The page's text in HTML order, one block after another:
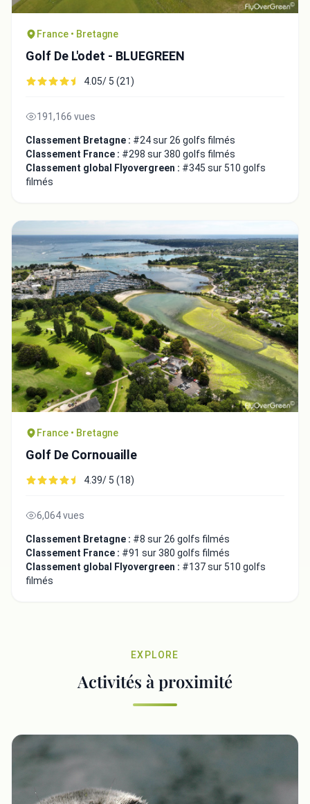
France • Bretagne
Golf De L'odet - BLUEGREEN
4.05/ 5 (21)
191,166 vues
Classement Bretagne : #24 sur 26 golfs filmés
Classement France : #298 sur 380 golfs filmés
Classement global Flyovergreen : #345 sur 510 golfs
filmés
France • Bretagne
Golf De Cornouaille
4.39/ 5 (18)
6,064 vues
Classement Bretagne : #8 sur 26 golfs filmés
Classement France : #91 sur 380 golfs filmés
Classement global Flyovergreen : #137 sur 510 golfs
filmés
EXPLORE
Activités à proximité